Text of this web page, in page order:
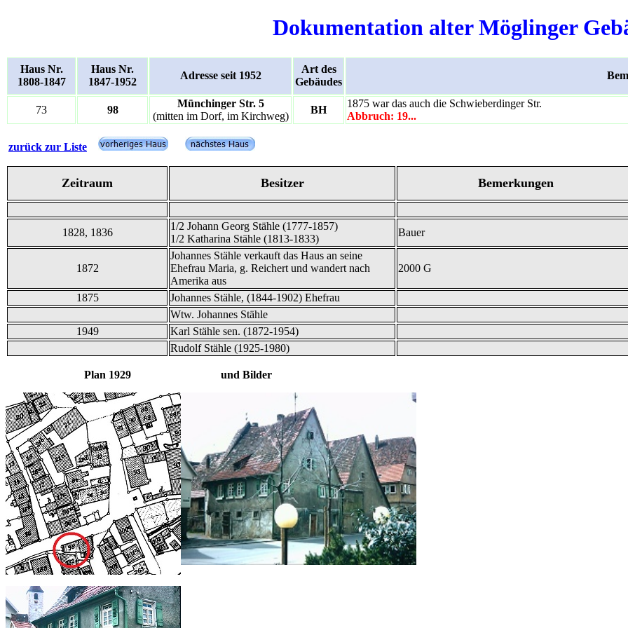
Dokumentation alter Möglinger
Haus Nr.
1808-1847
Haus Nr.
1847-1952
Adresse seit 1952
Art des
Gebäudes
73 98
Münchinger Str. 5
(mitten im Dorf, im Kirchweg)
BH
1875 war das auch die Schwieberdinger Str.
Abbruch: 19...
zurück zur Liste
Zeitraum Besitzer Bemerkungen
1828, 1836
1/2 Johann Georg Stähle (1777-1857)
1/2 Katharina Stähle (1813-1833)
Bauer
1872
Johannes Stähle verkauft das Haus an seine
Ehefrau Maria, g. Reichert und wandert nach
Amerika aus
2000 G
1875
Johannes Stähle, (1844-1902) Ehefrau
Wtw. Johannes Stähle
1949
Karl Stähle sen. (1872-1954)
Rudolf Stähle (1925-1980)
Plan 1929 und Bilder